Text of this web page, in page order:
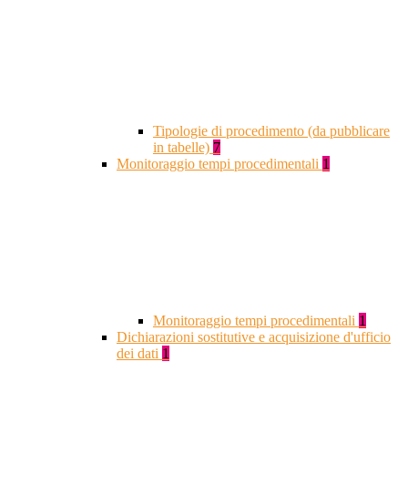
Tipologie di procedimento (da pubblicare
in tabelle) 7
Monitoraggio tempi procedimentali 1
Monitoraggio tempi procedimentali 1
Dichiarazioni sostitutive e acquisizione d'ufficio
dei dati 1